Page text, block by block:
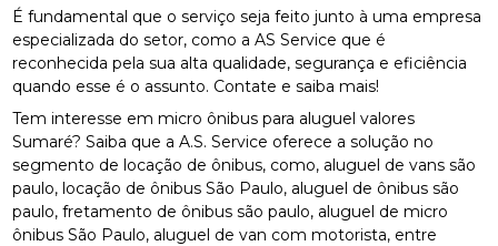
É fundamental que o serviço seja feito junto à uma empresa
especializada do setor, como a AS Service que é
reconhecida pela sua alta qualidade, segurança e eficiência
quando esse é o assunto. Contate e saiba mais!
Tem interesse em micro ônibus para aluguel valores
Sumaré? Saiba que a A.S. Service oferece a solução no
segmento de locação de ônibus, como, aluguel de vans são
paulo, locação de ônibus São Paulo, aluguel de ônibus são
paulo, fretamento de ônibus são paulo, aluguel de micro
ônibus São Paulo, aluguel de van com motorista, entre